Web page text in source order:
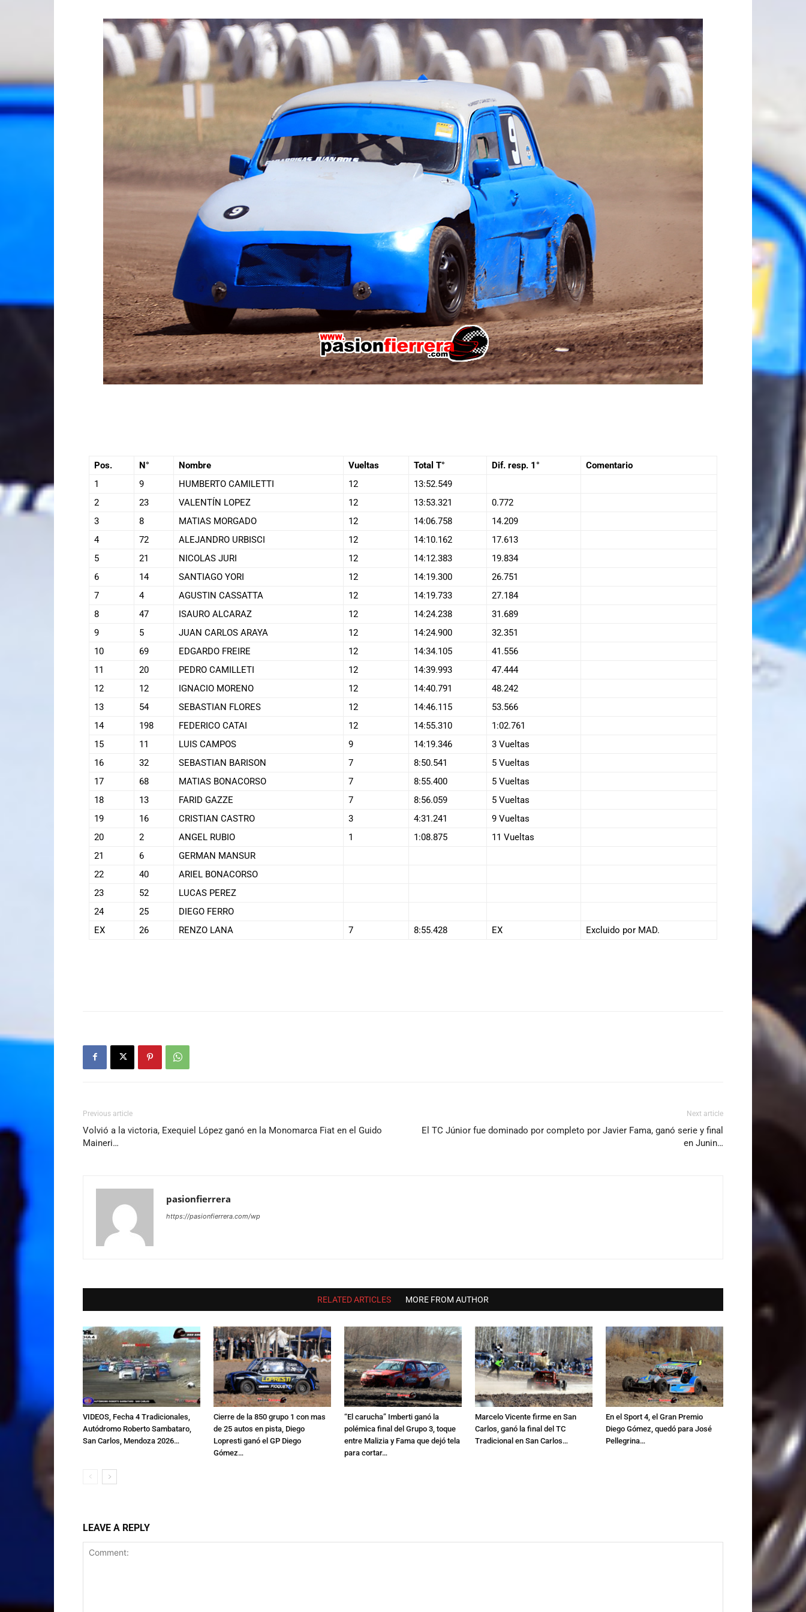
Pos. N° Nombre Vueltas Total T° Dif. resp. 1°
Comentario
1
9 HUMBERTO CAMILETTI 12
13:52.549
2
23 VALENTÍN LOPEZ 12 13:53.321
0.772
3
8 MATIAS MORGADO 12 14:06.758
14.209
4
72 ALEJANDRO URBISCI 12 14:10.162
17.613
5
21 NICOLAS JURI 12 14:12.383
19.834
6
14 SANTIAGO YORI 12 14:19.300
26.751
7
4 AGUSTIN CASSATTA 12 14:19.733
27.184
8
47 ISAURO ALCARAZ 12 14:24.238
31.689
9
5 JUAN CARLOS ARAYA 12 14:24.900
32.351
10
69 EDGARDO FREIRE 12 14:34.105
41.556
11
20 PEDRO CAMILLETI 12 14:39.993
47.444
12
12 IGNACIO MORENO 12 14:40.791
48.242
13
54 SEBASTIAN FLORES 12 14:46.115
53.566
14
198 FEDERICO CATAI 12 14:55.310
1:02.761
15
11 LUIS CAMPOS 9 14:19.346
3 Vueltas
16
32 SEBASTIAN BARISON 7 8:50.541
5 Vueltas
17
68 MATIAS BONACORSO 7 8:55.400
5 Vueltas
18
13 FARID GAZZE 7 8:56.059
5 Vueltas
19
16 CRISTIAN CASTRO 3 4:31.241
9 Vueltas
20
2 ANGEL RUBIO 1 1:08.875
11 Vueltas
21
6
GERMAN MANSUR
22
40
ARIEL BONACORSO
23
52
LUCAS PEREZ
24
25
DIEGO FERRO
EX
26 RENZO LANA 7 8:55.428 EX Excluido por MAD.
Previous article
Volvió a la victoria, Exequiel López ganó en la Monomarca Fiat en el Guido
Maineri…
Next article
El TC Júnior fue dominado por completo por Javier Fama, ganó serie y final
en Junin…
pasionfierrera
https://pasionfierrera.com/wp
RELATED ARTICLES MORE FROM AUTHOR
VIDEOS, Fecha 4 Tradicionales,
Autódromo Roberto Sambataro,
San Carlos, Mendoza 2026…
Cierre de la 850 grupo 1 con mas
de 25 autos en pista, Diego
Lopresti ganó el GP Diego
Gómez…
“El carucha” Imberti ganó la
polémica final del Grupo 3, toque
entre Malizia y Fama que dejó tela
para cortar…
Marcelo Vicente firme en San
Carlos, ganó la final del TC
Tradicional en San Carlos…
En el Sport 4, el Gran Premio
Diego Gómez, quedó para José
Pellegrina…
LEAVE A REPLY